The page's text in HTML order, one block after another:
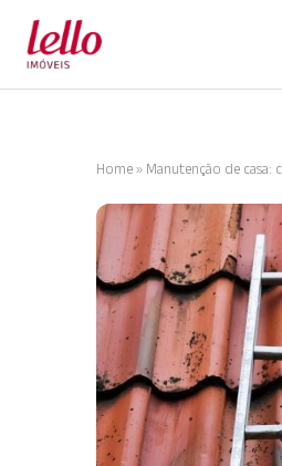
Home » Manutenção de casa: